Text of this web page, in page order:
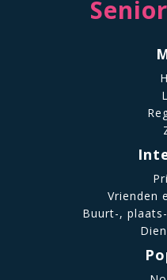
Vrienden
Buurt-,